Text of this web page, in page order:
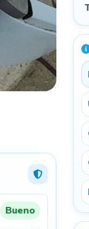
Bueno
y localidad para
una dirección exacta.